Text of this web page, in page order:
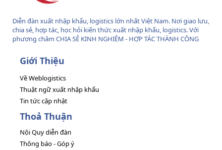
Diễn đàn xuất nhập khẩu, logistics lớn nhất Việt Nam. Nơi giao lưu,
chia sẻ, hợp tác, học hỏi kiến thức xuất nhập khẩu, logistics. Với
phương châm CHIA SẺ KINH NGHIỆM - HỢP TÁC THÀNH CÔNG
Giới Thiệu
Về Weblogistics
Thuật ngữ xuất nhập khẩu
Tin tức cập nhật
Thoả Thuận
Nội Quy diễn đàn
Thông báo - Góp ý